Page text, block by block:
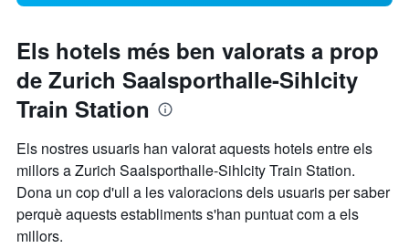
Els hotels més ben valorats a prop
de Zurich Saalsporthalle-Sihlcity
Train Station
Els nostres usuaris han valorat aquests hotels entre els
millors a Zurich Saalsporthalle-Sihlcity Train Station.
Dona un cop d'ull a les valoracions dels usuaris per saber
perquè aquests establiments s'han puntuat com a els
millors.